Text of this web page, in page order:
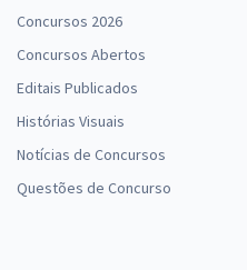
Concursos 2026
Concursos Abertos
Editais Publicados
Histórias Visuais
Notícias de Concursos
Questões de Concurso